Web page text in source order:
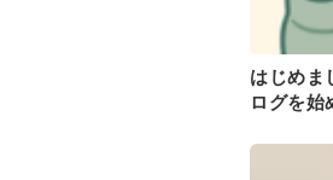
はじめま
ログを始